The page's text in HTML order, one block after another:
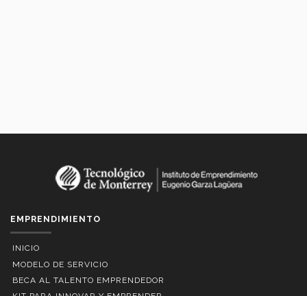
EMPRENDIMIENTO
INICIO
MODELO DE SERVICIO
BECA AL TALENTO EMPRENDEDOR